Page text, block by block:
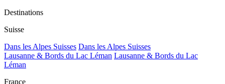
Destinations
Suisse
Dans les Alpes Suisses Dans les Alpes Suisses
Lausanne & Bords du Lac Léman Lausanne & Bords du Lac
Léman
France